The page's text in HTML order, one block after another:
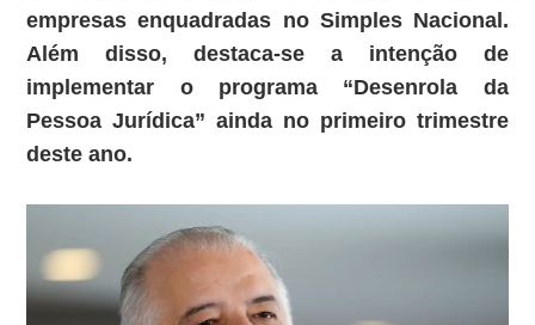
empresas enquadradas no Simples Nacional.
Além disso, destaca-se a intenção de
implementar o programa “Desenrola da
Pessoa Jurídica” ainda no primeiro trimestre
deste ano.